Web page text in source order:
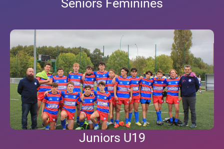
Seniors Féminines
Juniors U19